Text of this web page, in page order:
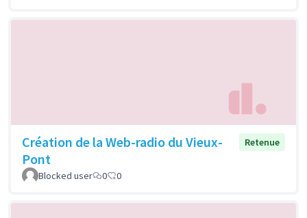
Création de la Web-radio du Vieux-
Pont
Retenue
Blocked user 0 0